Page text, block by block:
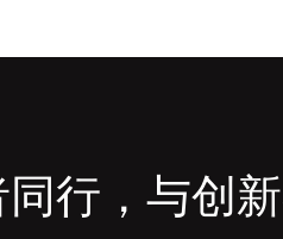
行，与创